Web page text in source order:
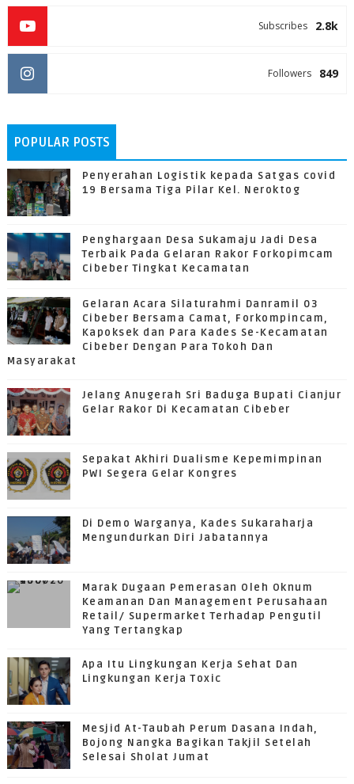
2.8k
Subscribes
849
Followers
POPULAR POSTS
Penyerahan Logistik kepada Satgas covid
19 Bersama Tiga Pilar Kel. Neroktog
Penghargaan Desa Sukamaju Jadi Desa
Terbaik Pada Gelaran Rakor Forkopimcam
Cibeber Tingkat Kecamatan
Gelaran Acara Silaturahmi Danramil 03
Cibeber Bersama Camat, Forkompincam,
Kapoksek dan Para Kades Se-Kecamatan
Cibeber Dengan Para Tokoh Dan
Masyarakat
Jelang Anugerah Sri Baduga Bupati Cianjur
Gelar Rakor Di Kecamatan Cibeber
Sepakat Akhiri Dualisme Kepemimpinan
PWI Segera Gelar Kongres
Di Demo Warganya, Kades Sukaraharja
Mengundurkan Diri Jabatannya
Marak Dugaan Pemerasan Oleh Oknum
Keamanan Dan Management Perusahaan
Retail/ Supermarket Terhadap Pengutil
Yang Tertangkap
Apa Itu Lingkungan Kerja Sehat Dan
Lingkungan Kerja Toxic
Mesjid At-Taubah Perum Dasana Indah,
Bojong Nangka Bagikan Takjil Setelah
Selesai Sholat Jumat